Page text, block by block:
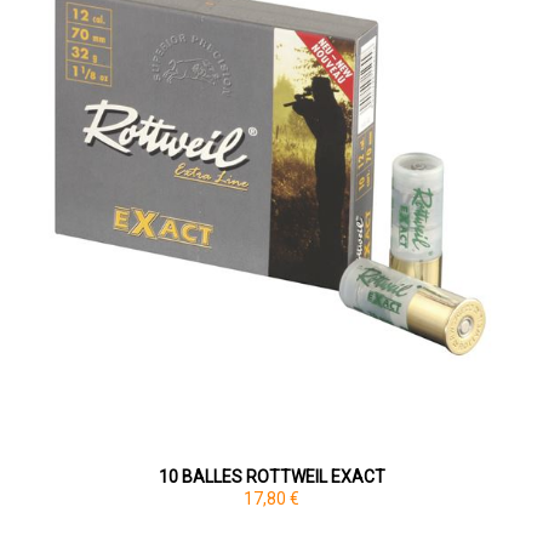
10 BALLES ROTTWEIL EXACT
17,80 €